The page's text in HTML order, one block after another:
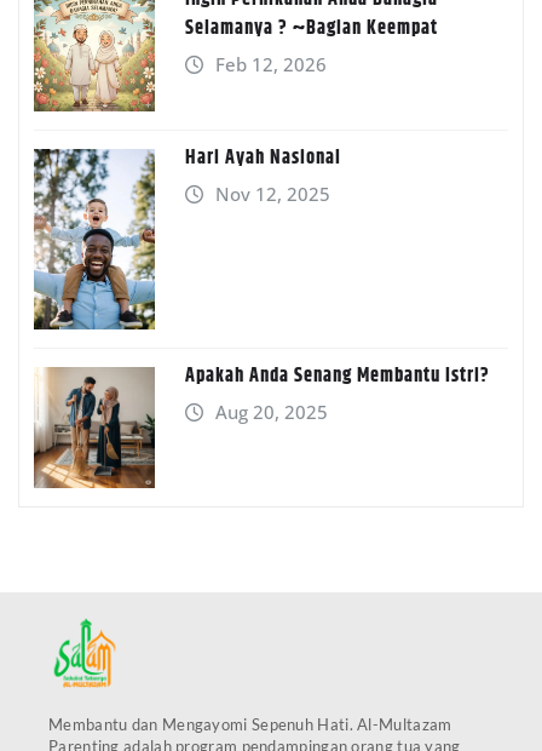
Selamanya ? ~Bagian Keempat
Feb 12, 2026
Hari Ayah Nasional
Nov 12, 2025
Apakah Anda Senang Membantu Istri?
Aug 20, 2025
Membantu dan Mengayomi Sepenuh Hati. Al-Multazam
Parenting adalah program pendampingan orang tua yang